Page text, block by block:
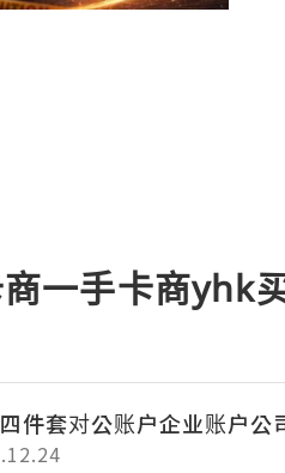
一手卡商yhk
件套对公账户企业账户公